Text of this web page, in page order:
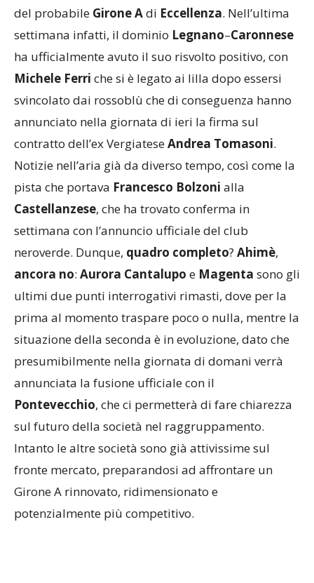
del probabile Girone Adi Eccellenza. Nell’ultima
settimana infatti, il dominio Legnano–Caronnese
ha ufficialmente avuto il suo risvolto positivo, con
Michele Ferri che si è legato ai lilla dopo essersi
svincolato dai rossoblù che di conseguenza hanno
annunciato nella giornata di ieri la firma sul
contratto dell’ex VergiateseAndrea Tomasoni.
Notizie nell’aria già da diverso tempo, così come la
pista che portava Francesco Bolzoni alla
Castellanzese, che ha trovato conferma in
settimana con l’annuncio ufficiale del club
neroverde. Dunque, quadro completo? Ahimè,
ancora no: Aurora Cantalupo e Magenta sono gli
ultimi due punti interrogativi rimasti, dove per la
prima al momento traspare poco o nulla, mentre la
situazione della seconda è in evoluzione, dato che
presumibilmente nella giornata di domani verrà
annunciata la fusione ufficiale con il
Pontevecchio, che ci permetterà di fare chiarezza
sul futuro della società nel raggruppamento.
Intanto le altre società sono già attivissime sul
fronte mercato, preparandosi ad affrontare un
Girone A rinnovato, ridimensionato e
potenzialmente più competitivo.